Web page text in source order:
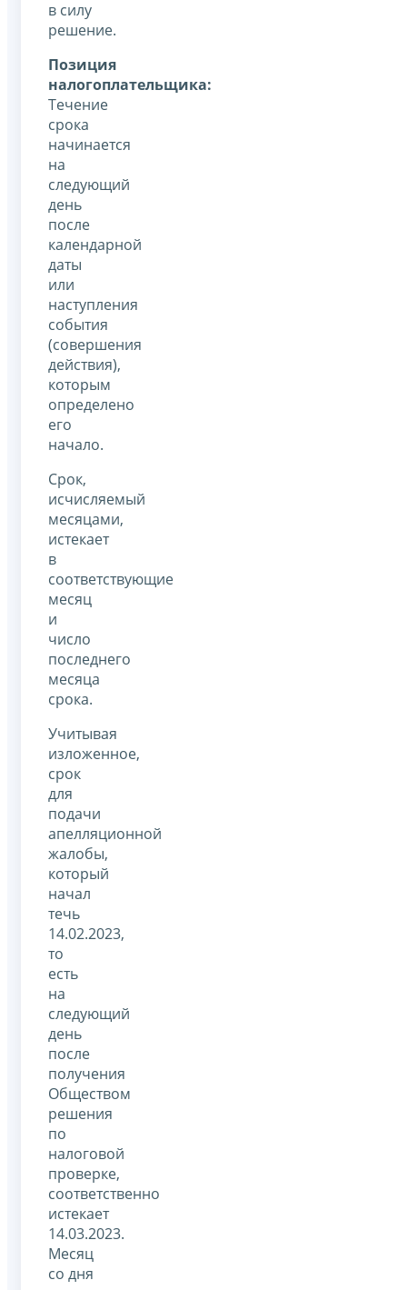
в силу
решение.
Позиция
налогоплательщика:
Течение
срока
начинается
на
следующий
день
после
календарной
даты
или
наступления
события
(совершения
действия),
которым
определено
его
начало.
Срок,
исчисляемый
месяцами,
истекает
в
соответствующие
месяц
и
число
последнего
месяца
срока.
Учитывая
изложенное,
срок
для
подачи
апелляционной
жалобы,
который
начал
течь
14.02.2023,
то
есть
на
следующий
день
после
получения
Обществом
решения
по
налоговой
проверке,
соответственно
истекает
14.03.2023.
Месяц
со дня